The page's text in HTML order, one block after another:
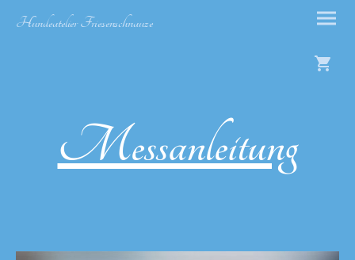
Hundeatelier Friesenschnauze
Messanleitung